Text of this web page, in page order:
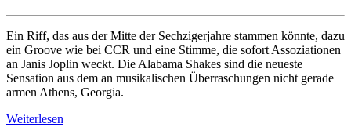
Ein Riff, das aus der Mitte der Sechzigerjahre stammen könnte, dazu
ein Groove wie bei CCR und eine Stimme, die sofort Assoziationen
an Janis Joplin weckt. Die Alabama Shakes sind die neueste
Sensation aus dem an musikalischen Überraschungen nicht gerade
armen Athens, Georgia.
Weiterlesen